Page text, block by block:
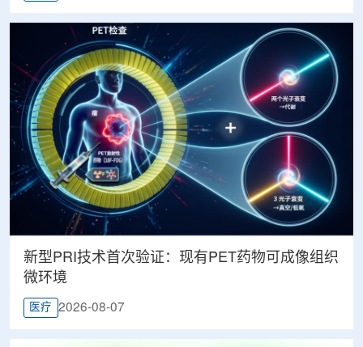
新型PRI技术首次验证：现有PET药物可成像组织
微环境
医疗 2026-08-07